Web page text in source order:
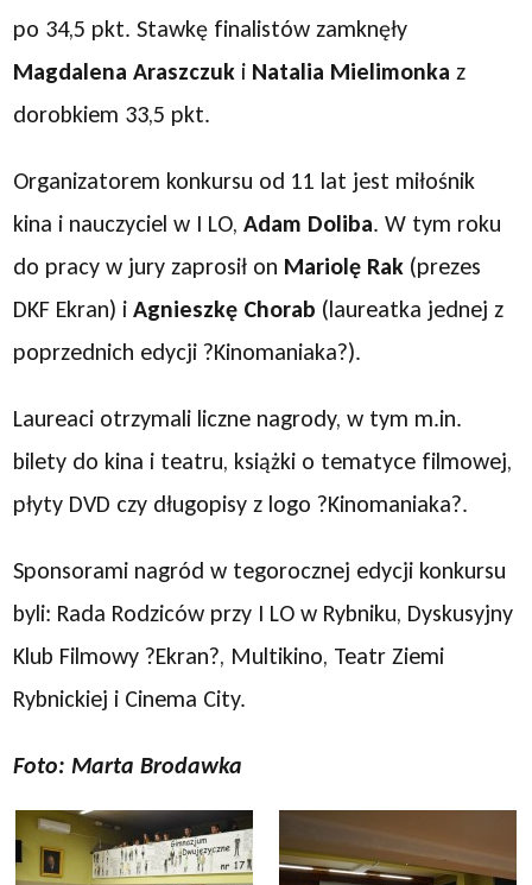
po 34,5 pkt. Stawkę finalistów zamknęły
Magdalena Araszczuk i Natalia Mielimonka z
dorobkiem 33,5 pkt.
Organizatorem konkursu od 11 lat jest miłośnik
kina i nauczyciel w I LO,Adam Doliba. W tym roku
do pracy w jury zaprosił on Mariolę Rak (prezes
DKF Ekran) iAgnieszkę Chorab (laureatka jednej z
poprzednich edycji ?Kinomaniaka?).
Laureaci otrzymali liczne nagrody, w tym m.in.
bilety do kina i teatru, książki o tematyce filmowej,
płyty DVD czy długopisy z logo ?Kinomaniaka?.
Sponsorami nagród w tegorocznej edycji konkursu
byli: Rada Rodziców przy I LO w Rybniku, Dyskusyjny
Klub Filmowy ?Ekran?, Multikino, Teatr Ziemi
Rybnickiej i Cinema City.
Foto: Marta Brodawka